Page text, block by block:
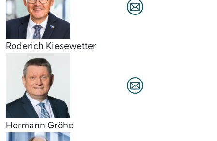
Roderich Kiesewetter
Hermann Gröhe